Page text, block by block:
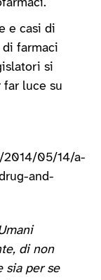
e casi di
farmaci
si
far luce su
2014/05/14/a-
and-
di non
sia per se